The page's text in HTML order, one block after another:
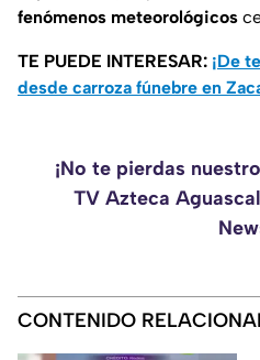
fenómenos meteorológicos
TE PUEDE INTERESAR: ¡De
desde carroza fúnebre en
¡No te pierdas
TV Azteca
CONTENIDO